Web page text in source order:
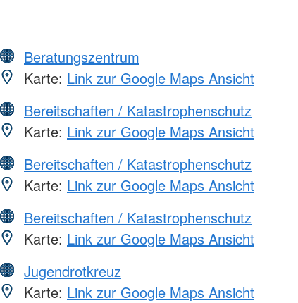
Beratungszentrum
Karte: Link zur Google Maps Ansicht
Bereitschaften / Katastrophenschutz
Karte: Link zur Google Maps Ansicht
Bereitschaften / Katastrophenschutz
Karte: Link zur Google Maps Ansicht
Bereitschaften / Katastrophenschutz
Karte: Link zur Google Maps Ansicht
Jugendrotkreuz
Karte: Link zur Google Maps Ansicht